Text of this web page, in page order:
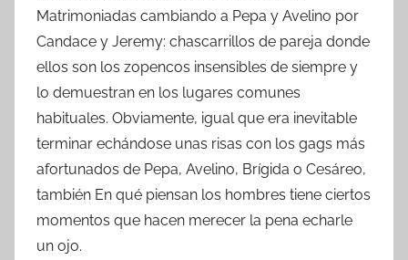
Matrimoniadas cambiando a Pepa y Avelino por
Candace y Jeremy: chascarrillos de pareja donde
ellos son los zopencos insensibles de siempre y
lo demuestran en los lugares comunes
habituales. Obviamente, igual que era inevitable
terminar echándose unas risas con los gags más
afortunados de Pepa, Avelino, Brígida o Cesáreo,
también En qué piensan los hombres tiene ciertos
momentos que hacen merecer la pena echarle
un ojo.